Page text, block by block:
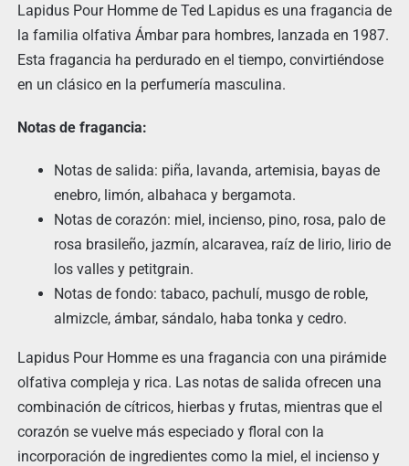
Lapidus Pour Homme de Ted Lapidus es una fragancia de
la familia olfativa Ámbar para hombres, lanzada en 1987.
Esta fragancia ha perdurado en el tiempo, convirtiéndose
en un clásico en la perfumería masculina.
Notas de fragancia:
Notas de salida: piña, lavanda, artemisia, bayas de
enebro, limón, albahaca y bergamota.
Notas de corazón: miel, incienso, pino, rosa, palo de
rosa brasileño, jazmín, alcaravea, raíz de lirio, lirio de
los valles y petitgrain.
Notas de fondo: tabaco, pachulí, musgo de roble,
almizcle, ámbar, sándalo, haba tonka y cedro.
Lapidus Pour Homme es una fragancia con una pirámide
olfativa compleja y rica. Las notas de salida ofrecen una
combinación de cítricos, hierbas y frutas, mientras que el
corazón se vuelve más especiado y floral con la
incorporación de ingredientes como la miel, el incienso y